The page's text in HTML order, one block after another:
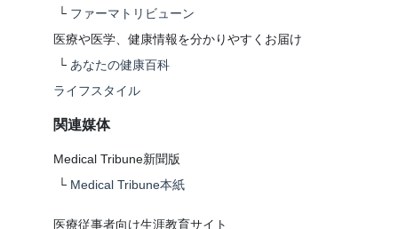
└ ファーマトリビューン
医療や医学、健康情報を分かりやすくお届け
└ あなたの健康百科
ライフスタイル
関連媒体
Medical Tribune新聞版
└ Medical Tribune本紙
医療従事者向け生涯教育サイト